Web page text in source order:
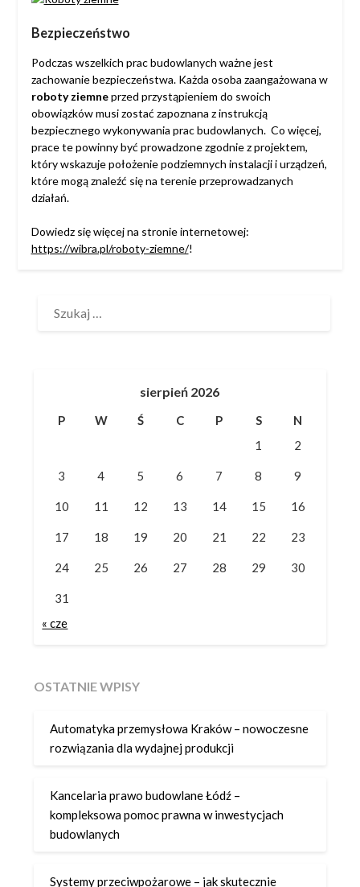
Bezpieczeństwo
Podczas wszelkich prac budowlanych ważne jest
zachowanie bezpieczeństwa. Każda osoba zaangażowana w
roboty ziemneprzed przystąpieniem do swoich
obowiązków musi zostać zapoznana z instrukcją
bezpiecznego wykonywania prac budowlanych. Co więcej,
prace te powinny być prowadzone zgodnie z projektem,
który wskazuje położenie podziemnych instalacji i urządzeń,
które mogą znaleźć się na terenie przeprowadzanych
działań.
Dowiedz się więcej na stronie internetowej:
https://wibra.pl/roboty-ziemne/!
sierpień 2026
P W Ś C P S
N
1
2
3 4 5 6 7 8 9
10 11 12 13 14 15 16
17 18 19 20 21 22 23
24 25 26 27 28 29 30
31
« cze
OSTATNIE WPISY
Automatyka przemysłowa Kraków – nowoczesne
rozwiązania dla wydajnej produkcji
Kancelaria prawo budowlane Łódź –
kompleksowa pomoc prawna w inwestycjach
budowlanych
Systemy przeciwpożarowe – jak skutecznie